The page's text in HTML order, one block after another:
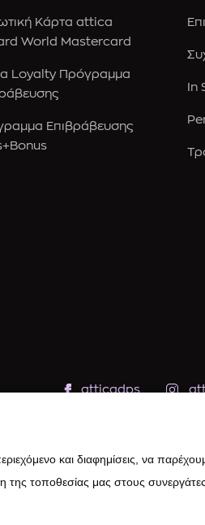
Κάρτα attica
World Mastercard
Loyalty Πρόγραμμα
Επιβράβευσης
In
atticadps
και διαφημίσεις, να
τοποθεσίας μας στους